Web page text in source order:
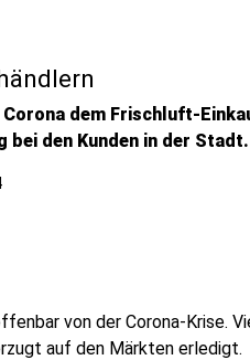
dem Frischluft-
bei den Kunden in der Stadt.
von der Corona-Krise.
auf den Märkten erledigt.